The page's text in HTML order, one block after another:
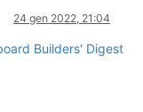
24 gen 2022, 21:04
Builders' Digest